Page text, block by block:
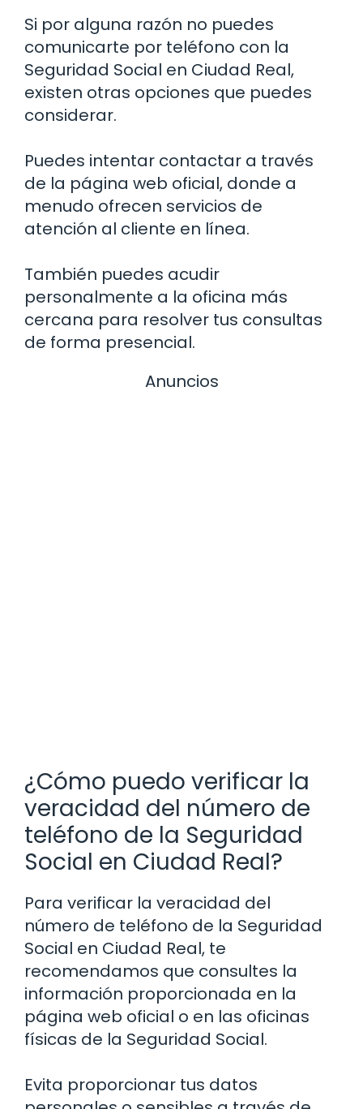
Si por alguna razón no puedes
comunicarte por teléfono con la
Seguridad Social en Ciudad Real,
existen otras opciones que puedes
considerar.
Puedes intentar contactar a través
de la página web oficial, donde a
menudo ofrecen servicios de
atención al cliente en línea.
También puedes acudir
personalmente a la oficina más
cercana para resolver tus consultas
de forma presencial.
Anuncios
¿Cómo puedo verificar la
veracidad del número de
teléfono de la Seguridad
Social en Ciudad Real?
Para verificar la veracidad del
número de teléfono de la Seguridad
Social en Ciudad Real, te
recomendamos que consultes la
información proporcionada en la
página web oficial o en las oficinas
físicas de la Seguridad Social.
Evita proporcionar tus datos